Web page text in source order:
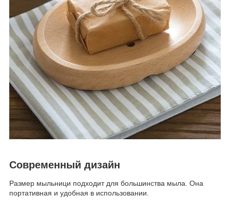
Современный дизайн
Размер мыльници подходит для большинства мыла. Она
портативная и удобная в использовании.